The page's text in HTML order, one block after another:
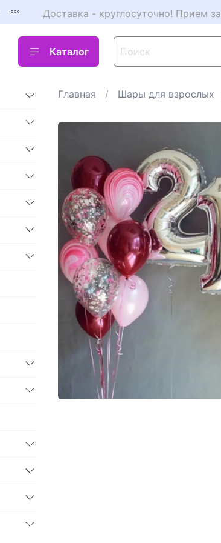
Доставка - круглосуточно! Прием
Каталог
Главная Шары для взрослых